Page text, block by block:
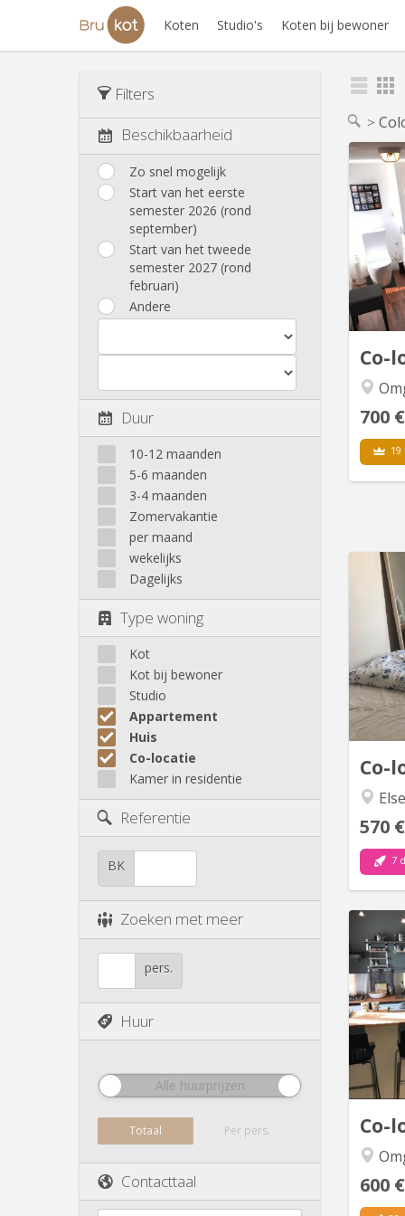
Koten Studio's Koten bij bewoner
Filters
Beschikbaarheid
Zo snel mogelijk
Start van het eerste
semester 2026 (rond
september)
Start van het tweede
semester 2027 (rond
februari)
Andere
Duur
10-12 maanden
5-6 maanden
3-4 maanden
Zomervakantie
per maand
wekelijks
Dagelijks
Type woning
Kot
Kot bij bewoner
Studio
Appartement
Huis
Co-locatie
Kamer in residentie
Referentie
BK
Zoeken met meer
pers.
Huur
Alle huurprijzen
Totaal Per pers.
Contacttaal
Co-
700 €
Loft
Co-
570 €
7
2
with
a
Co-
600 €
Loft